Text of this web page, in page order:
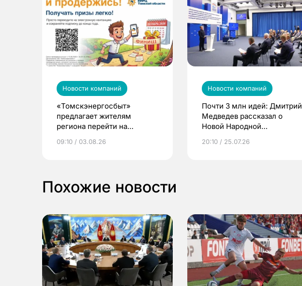
Новости компаний
«Томскэнергосбыт»
предлагает жителям
региона перейти на
выиграть призы
09:10 / 03.08.26
Новости компаний
Почти 3 млн идей: Дмитрий
Медведев рассказал о
Новой Народной
20:10 / 25.07.26
Похожие новости